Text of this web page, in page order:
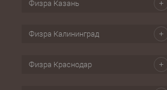
Физра Казань
Физра Калининград
Физра Краснодар